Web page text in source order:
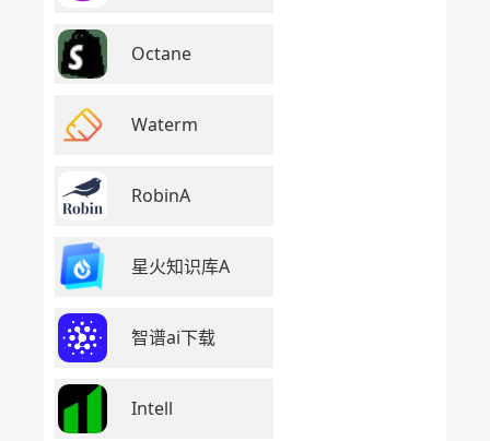
Octane
Waterm
RobinA
星火知识库A
智谱ai下载
Intell